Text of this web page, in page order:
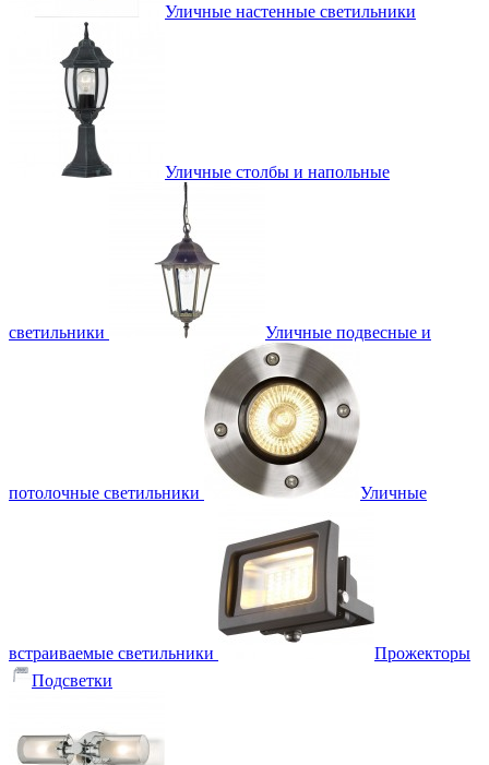
Уличные настенные светильники
Уличные столбы и напольные
светильники Уличные подвесные и
потолочные светильники Уличные
встраиваемые светильники
Прожекторы
Подсветки